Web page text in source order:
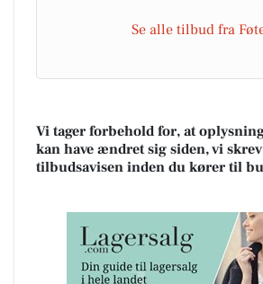
Se alle tilbud fra
Vi tager forbehold for, at
kan have ændret sig siden, vi
tilbudsavisen inden du kører til